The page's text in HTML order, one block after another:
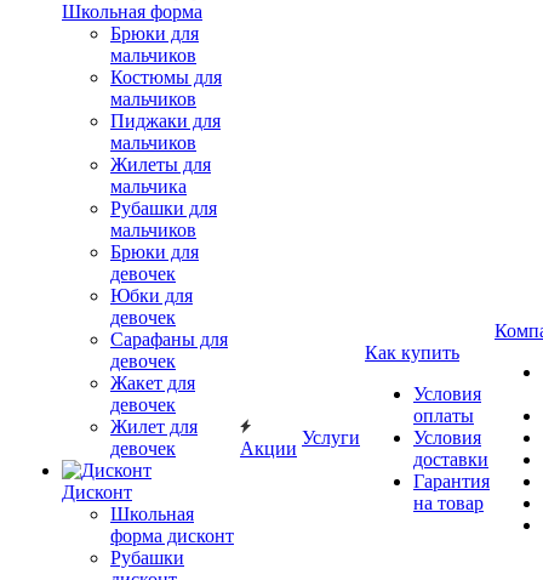
Школьная форма
Брюки для
мальчиков
Костюмы для
мальчиков
Пиджаки для
мальчиков
Жилеты для
мальчика
Рубашки для
мальчиков
Брюки для
девочек
Юбки для
девочек
Сарафаны для
девочек
Жакет для
девочек
Жилет для
девочек
Дисконт
Школьная
форма дисконт
Рубашки
Акции
Услуги
Как купить
Условия
оплаты
Условия
доставки
Гарантия
на товар